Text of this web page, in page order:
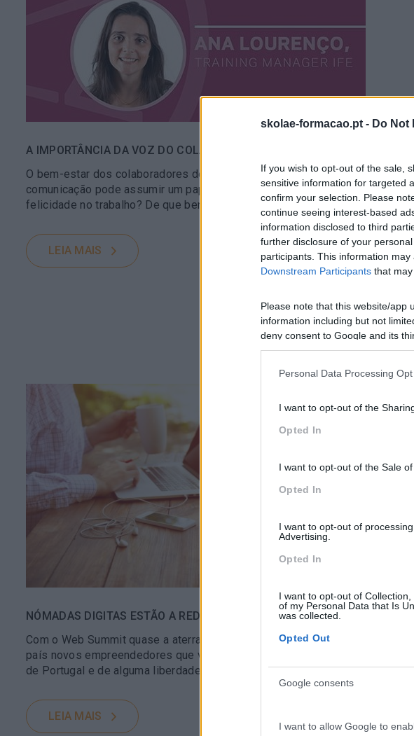
skolae-formacao.pt - Do Not
If you wish to opt-out of the sale,
sensitive information for targeted
confirm your selection. Please
continue seeing interest-based
information disclosed to third
further disclosure of your
participants. This information
Downstream Participants that
Please note that this website/app
information including but not
deny consent to Google and its
in below Google consent section.
Personal Data Processing
I want to opt-out of the
Opted In
I want to opt-out of the Sale
Opted In
I want to opt-out of
Advertising.
Opted In
I want to opt-out of
of my Personal Data that Is
was collected.
Opted Out
Google consents
I want to allow Google to
A IMPORTÂNCIA DA VOZ DO COLABORADOR PARA O BEM-ESTAR NO
O bem-estar dos colaboradores dentro de uma organização é importante e a
comunicação pode assumir um papel fundamental. Falar de bem-estar é
felicidade no trabalho? De que benefícios se dão aos colaboradores?
LEIA MAIS
NÓMADAS DIGITAS ESTÃO A REDEFINIR A FORMA COMO TRABALHAMOS
Com o Web Summit quase a aterrar em Lisboa, vemos todos os dias
país novos empreendedores que vêm não só para trabalhar, mas para gozar
de Portugal e de alguma liberdade….
LEIA MAIS